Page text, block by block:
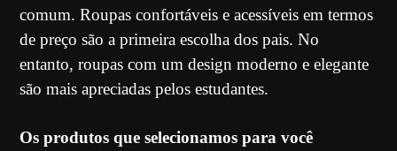
comum. Roupas confortáveis e acessíveis em termos
de preço são a primeira escolha dos pais. No
entanto, roupas com um design moderno e elegante
são mais apreciadas pelos estudantes.
Os produtos que selecionamos para você